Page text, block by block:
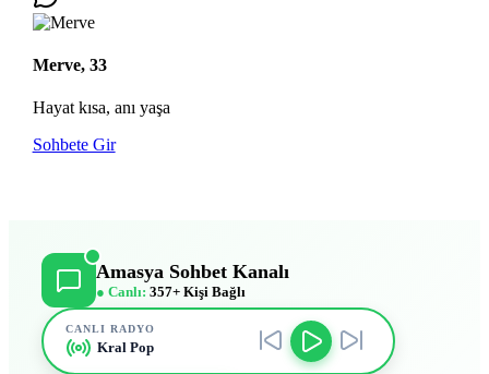
Merve, 33
Hayat kısa, anı yaşa
Sohbete Gir
Amasya Sohbet Kanalı
● Canlı: 357+ Kişi Bağlı
CANLI RADYO
Kral Pop